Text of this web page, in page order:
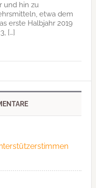
und hin zu
etwa dem
erste Halbjahr 2019
[…]